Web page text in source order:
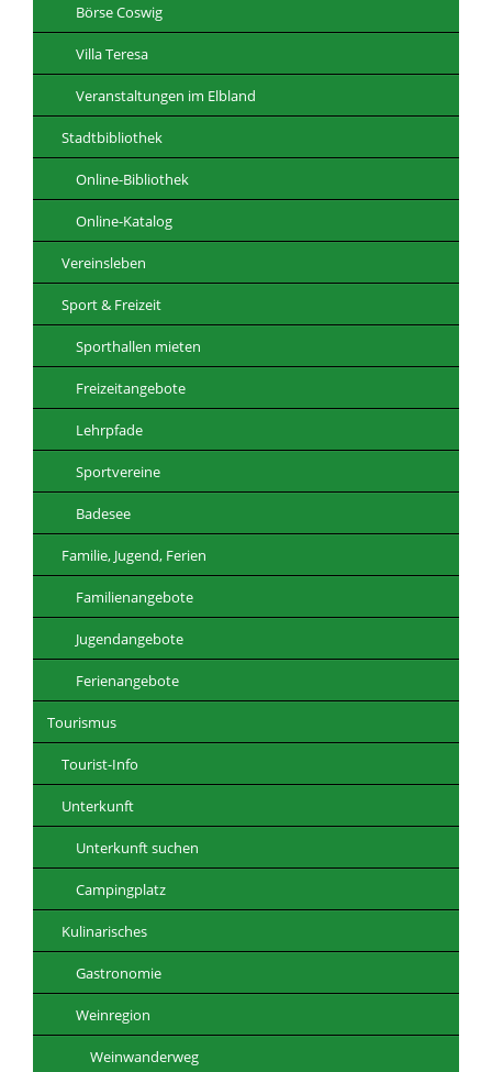
Börse Coswig
Villa Teresa
Veranstaltungen im Elbland
Stadtbibliothek
Online-Bibliothek
Online-Katalog
Vereinsleben
Sport & Freizeit
Sporthallen mieten
Freizeitangebote
Lehrpfade
Sportvereine
Badesee
Familie, Jugend, Ferien
Familienangebote
Jugendangebote
Ferienangebote
Tourismus
Tourist-Info
Unterkunft
Unterkunft suchen
Campingplatz
Kulinarisches
Gastronomie
Weinregion
Weinwanderweg